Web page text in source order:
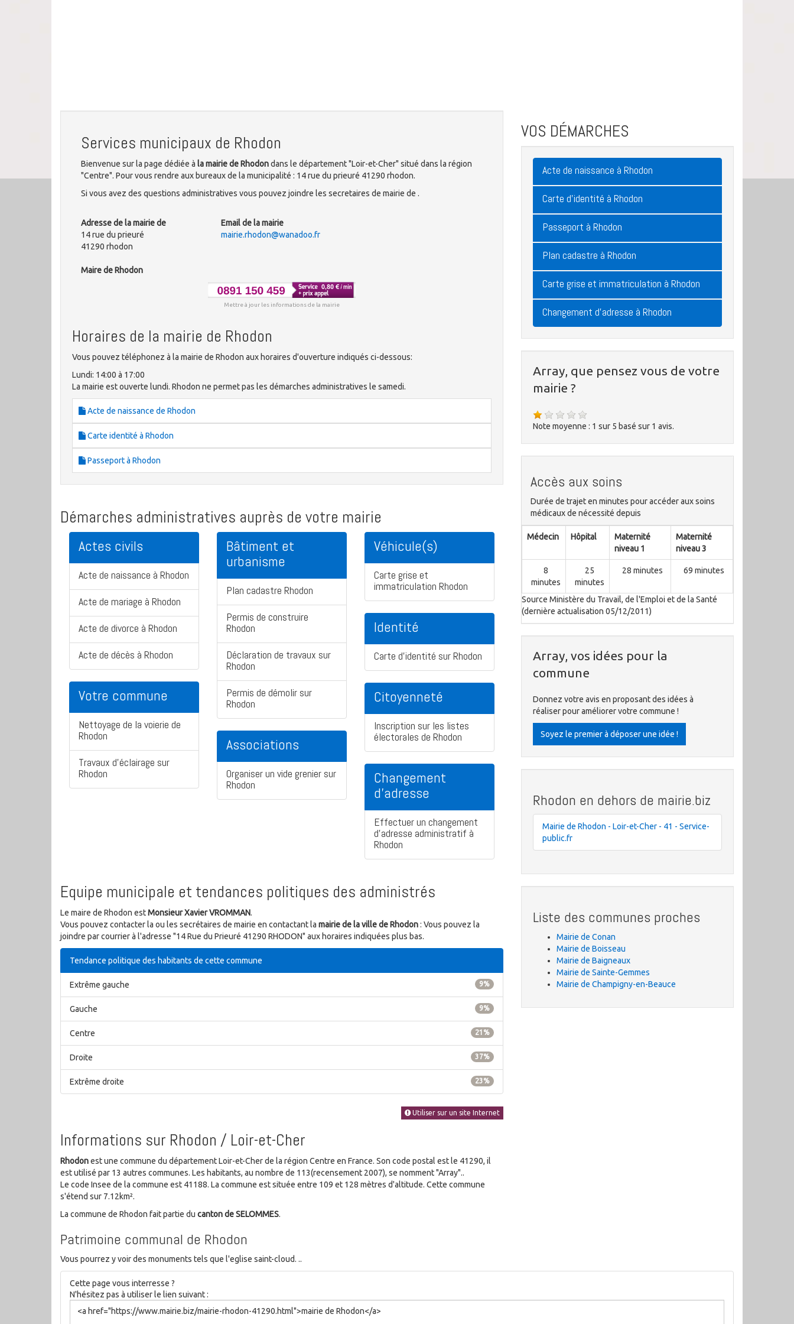
Services municipaux de Rhodon
Bienvenue sur la page dédiée à la mairie de Rhodondans le département "Loir-et-Cher" situé dans la région
"Centre". Pour vous rendre aux bureaux de la municipalité : 14 rue du prieuré 41290 rhodon.
Si vous avez des questions administratives vous pouvez joindre les secretaires de mairie de .
Adresse de la mairie de
14 rue du prieuré
41290 rhodon
Maire de Rhodon
Email de la mairie
mairie.rhodon@wanadoo.fr
Mettre à jour les informations de la mairie
Horaires de la mairie de Rhodon
Vous pouvez téléphonez à la mairie de Rhodon aux horaires d'ouverture indiqués ci-dessous:
Lundi: 14:00 à 17:00
La mairie est ouverte lundi. Rhodon ne permet pas les démarches administratives le samedi.
Acte de naissance de Rhodon
Carte identité à Rhodon
Passeport à Rhodon
Démarches administratives auprès de votre mairie
Actes civils
Acte de naissance à Rhodon
Acte de mariage à Rhodon
Acte de divorce à Rhodon
Acte de décès à Rhodon
Votre commune
Nettoyage de la voierie de
Rhodon
Travaux d'éclairage sur
Rhodon
Bâtiment et
urbanisme
Plan cadastre Rhodon
Permis de construire
Rhodon
Déclaration de travaux sur
Rhodon
Permis de démolir sur
Rhodon
Associations
Organiser un vide grenier sur
Rhodon
Véhicule(s)
Carte grise et
immatriculation Rhodon
Identité
Carte d'identité sur Rhodon
Citoyenneté
Inscription sur les listes
électorales de Rhodon
Changement
d'adresse
Effectuer un changement
d'adresse administratif à
Rhodon
Equipe municipale et tendances politiques des administrés
Le maire de Rhodon estMonsieur Xavier VROMMAN.
Vous pouvez contacter la ou les secrétaires de mairie en contactant la mairie de la ville de Rhodon: Vous pouvez la
joindre par courrier à l'adresse "14 Rue du Prieuré 41290 RHODON" aux horaires indiquées plus bas.
Tendance politique des habitants de cette commune
9%
Extrême gauche
9%
Gauche
21%
Centre
37%
Droite
23%
Extrême droite
Utiliser sur un site Internet
Informations sur Rhodon / Loir-et-Cher
Rhodonest une commune du département Loir-et-Cher de la région Centre en France. Son code postal est le 41290, il
est utilisé par 13 autres communes. Les habitants, au nombre de 113(recensement 2007), se nomment "Array"..
Le code Insee de la commune est 41188. La commune est située entre 109 et 128 mètres d'altitude. Cette commune
s'étend sur 7.12km².
La commune de Rhodon fait partie du canton de SELOMMES.
Patrimoine communal de Rhodon
Vous pourrez y voir des monuments tels que l'eglise saint-cloud. ..
VOS DÉMARCHES
Acte de naissance à Rhodon
Carte d'identité à Rhodon
Passeport à Rhodon
Plan cadastre à Rhodon
Carte grise et immatriculation à Rhodon
Changement d'adresse à Rhodon
Array, que pensez vous de votre
mairie ?
Note moyenne : 1 sur 5 basé sur 1 avis.
Accès aux soins
Durée de trajet en minutes pour accéder aux soins
médicaux de nécessité depuis
Médecin Hôpital
Maternité
niveau 1
Maternité
niveau 3
8
minutes
25
minutes
28 minutes 69 minutes
Source Ministère du Travail, de l'Emploi et de la Santé
(dernière actualisation 05/12/2011)
Array, vos idées pour la
commune
Donnez votre avis en proposant des idées à
réaliser pour améliorer votre commune !
Soyez le premier à déposer une idée !
Rhodon en dehors de mairie.biz
Mairie de Rhodon - Loir-et-Cher - 41 - Service-
public.fr
Liste des communes proches
Mairie de Conan
Mairie de Boisseau
Mairie de Baigneaux
Mairie de Sainte-Gemmes
Mairie de Champigny-en-Beauce
Cette page vous interresse ?
N'hésitez pas à utiliser le lien suivant :